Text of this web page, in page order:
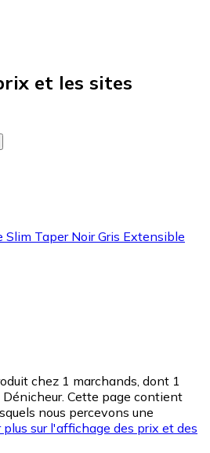
et les sites
Slim Taper Noir Gris Extensible
chez 1 marchands, dont 1
Cette page contient
nous percevons une
plus sur l'affichage des prix et des